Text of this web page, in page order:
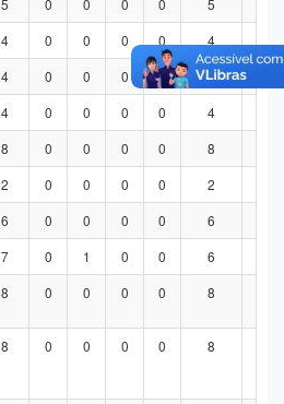
5 0 0 0 0 5
4 0 0 0 0 4
4 0 0 0 0 4
4 0 0 0 0 4
8 0 0 0 0 8
2 0 0 0 0 2
6 0 0 0 0 6
7 0 1 0 0 6
8 0 0 0 0 8
8 0 0 0 0 8